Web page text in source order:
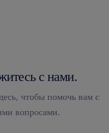
с нами.
чтобы помочь вам с
вопросами.